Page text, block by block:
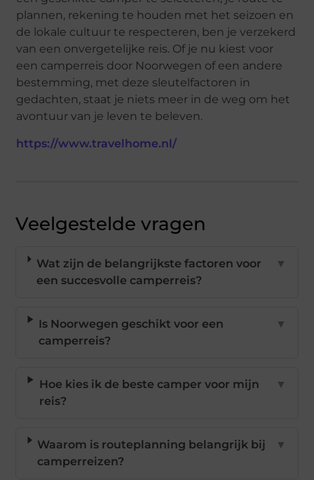
plannen, rekening te houden met het seizoen en
de lokale cultuur te respecteren, ben je verzekerd
van een onvergetelijke reis. Of je nu kiest voor
een camperreis door Noorwegen of een andere
bestemming, met deze sleutelfactoren in
gedachten, staat je niets meer in de weg om het
avontuur van je leven te beleven.
https://www.travelhome.nl/
Veelgestelde vragen
Wat zijn de belangrijkste factoren voor
een succesvolle camperreis?
▼
Is Noorwegen geschikt voor een
camperreis?
▼
Hoe kies ik de beste camper voor mijn
reis?
▼
Waarom is routeplanning belangrijk bij
camperreizen?
▼